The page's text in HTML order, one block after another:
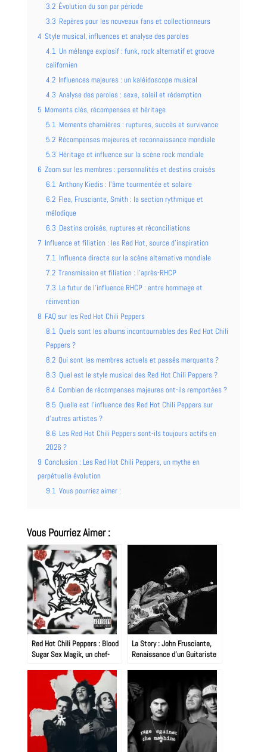
3.2 Évolution du son par période
3.3 Repères pour les nouveaux fans et collectionneurs
4 Style musical, influences et analyse des paroles
4.1 Un mélange explosif : funk, rock alternatif et groove
californien
4.2 Influences majeures : un kaléidoscope musical
4.3 Analyse des paroles : sexe, soleil et rédemption
5 Moments clés, récompenses et héritage
5.1 Moments charnières : ruptures, succès et survivance
5.2 Récompenses majeures et reconnaissance mondiale
5.3 Héritage et influence sur la scène rock mondiale
6 Zoom sur les membres : personnalités et destins croisés
6.1 Anthony Kiedis : l’âme tourmentée et solaire
6.2 Flea, Frusciante, Smith : la section rythmique et
mélodique
6.3 Destins croisés, ruptures et réconciliations
7 Influence et filiation : les Red Hot, source d’inspiration
7.1 Influence directe sur la scène alternative mondiale
7.2 Transmission et filiation : l’après-RHCP
7.3 Le futur de l’influence RHCP : entre hommage et
réinvention
8 FAQ sur les Red Hot Chili Peppers
8.1 Quels sont les albums incontournables des Red Hot Chili
Peppers ?
8.2 Qui sont les membres actuels et passés marquants ?
8.3 Quel est le style musical des Red Hot Chili Peppers ?
8.4 Combien de récompenses majeures ont-ils remportées ?
8.5 Quelle est l’influence des Red Hot Chili Peppers sur
d’autres artistes ?
8.6 Les Red Hot Chili Peppers sont-ils toujours actifs en
2026 ?
9 Conclusion : Les Red Hot Chili Peppers, un mythe en
perpétuelle évolution
9.1 Vous pourriez aimer :
Vous Pourriez Aimer :
Red Hot Chili Peppers : Blood
Sugar Sex Magik, un chef-
La Story : John Frusciante,
Renaissance d’un Guitariste